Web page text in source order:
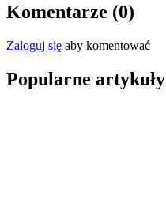
Komentarze (0)
Zaloguj się aby komentować
Popularne artykuły